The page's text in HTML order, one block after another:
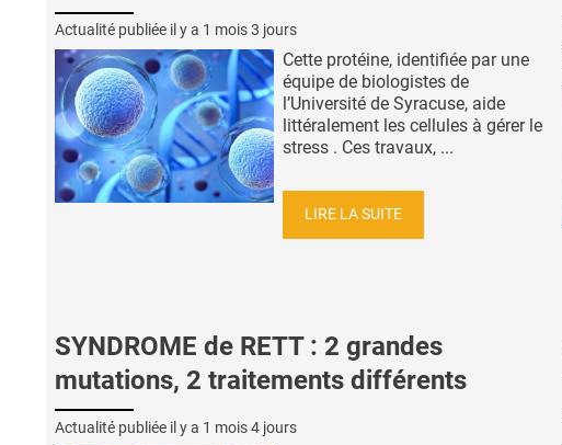
Actualité publiée il y a 1 mois 3 jours
Cette protéine, identifiée par une
équipe de biologistes de
l’Université de Syracuse, aide
littéralement les cellules à gérer le
stress . Ces travaux, ...
LIRE LA SUITE
SYNDROME de RETT : 2 grandes
mutations, 2 traitements différents
Actualité publiée il y a 1 mois 4 jours